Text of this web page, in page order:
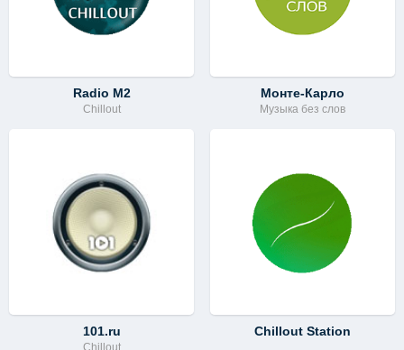
Radio M2
Chillout
Монте-Карло
Музыка без слов
101.ru
Chillout
Chillout Station